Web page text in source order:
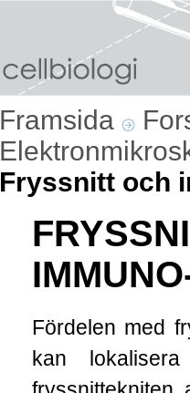
Framsida
Fryssnitt och
Fördelen med
kan